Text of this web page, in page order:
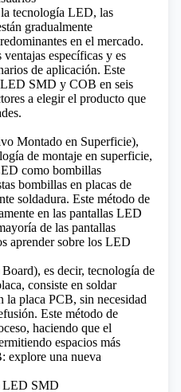
tecnología LED, las
gradualmente
en el mercado.
específicas y es
de aplicación. Este
SMD y COB en seis
a elegir el producto que
Montado en Superficie),
de montaje en superficie,
como bombillas
bombillas en placas de
soldadura. Este método de
en las pantallas LED
de las pantallas
aprender sobre los LED
es decir, tecnología de
consiste en soldar
la placa PCB, sin necesidad
Este método de
haciendo que el
espacios más
explore una nueva